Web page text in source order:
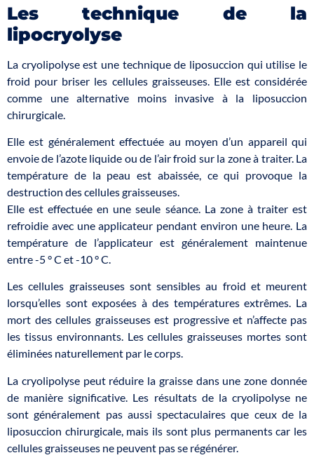
Les technique de la
lipocryolyse
La cryolipolyse est une technique de liposuccion qui utilise le
froid pour briser les cellules graisseuses. Elle est considérée
comme une alternative moins invasive à la liposuccion
chirurgicale.
Elle est généralement effectuée au moyen d’un appareil qui
envoie de l’azote liquide ou de l’air froid sur la zone à traiter. La
température de la peau est abaissée, ce qui provoque la
destruction des cellules graisseuses.
Elle est effectuée en une seule séance. La zone à traiter est
refroidie avec une applicateur pendant environ une heure. La
température de l’applicateur est généralement maintenue
entre -5 ° C et -10 ° C.
Les cellules graisseuses sont sensibles au froid et meurent
lorsqu’elles sont exposées à des températures extrêmes. La
mort des cellules graisseuses est progressive et n’affecte pas
les tissus environnants. Les cellules graisseuses mortes sont
éliminées naturellement par le corps.
La cryolipolyse peut réduire la graisse dans une zone donnée
de manière significative. Les résultats de la cryolipolyse ne
sont généralement pas aussi spectaculaires que ceux de la
liposuccion chirurgicale, mais ils sont plus permanents car les
cellules graisseuses ne peuvent pas se régénérer.